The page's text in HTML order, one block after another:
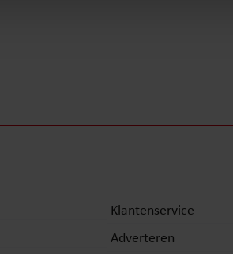
Klantenservice
Adverteren